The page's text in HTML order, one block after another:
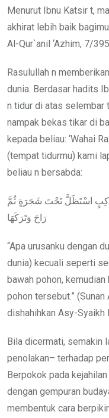
Menurut Ibnu Katsir t,
akhirat lebih baik
Al-Qur`anil ‘Azhim, 7/
Rasulullah n
dunia. Berdasar hadits
n tidur di atas selembar
nampak bekas tikar di
kepada beliau: ‘Wahai
(tempat tidurmu) kami
beliau n bersabda:
كَرَاكِبٍ اسْتَظَلَّ تَحْتَ شَجَرَةٍ ثُمَّ
رَاحَ وَتَرَكَهَا
“Apa urusanku dengan
dunia) kecuali seperti
bawah pohon,
pohon tersebut.”
dishahihkan Asy-Syaikh
Bila dicermati, semakin
penolakan– terhadap
Berpokok pada
dengan gempuran
membentuk cara